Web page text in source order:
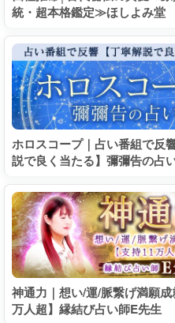
統・超本格鑑定≫ほしよみ堂
ホロスコープ｜占い番組で反
説で良く当たる】彌彌告の占
神通力｜想い/運/脈繋げ満願成
万人超】縁結び占い師E先生